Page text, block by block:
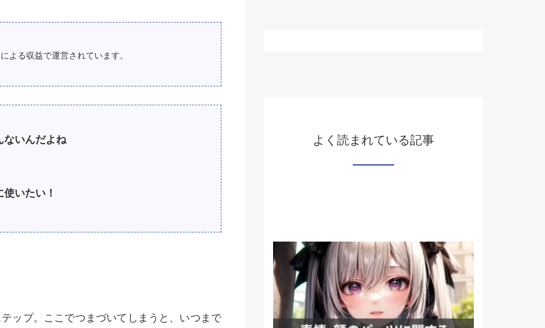
よる収益で運営されています。
ないんだよね
いたい！
ップ。ここでつまづいてしまうと、いつまで
よく読まれている記事